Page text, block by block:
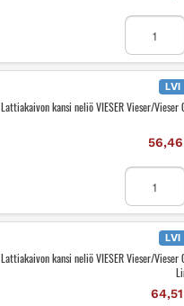
kansi
neliö
VIESER
Vieser/
RST/
määrä
LVI
Lattiakaivon kansi neliö VIESER Vieser/Vieser
56,46
kansi
VIESER
Vieser/
RST/
Grid/
LVI
Lattiakaivon kansi neliö VIESER Vieser/Vieser
64,51